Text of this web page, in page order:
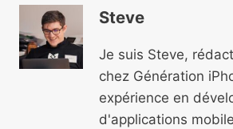
Steve
Je suis Steve,
chez Génération
expérience en
d'applications